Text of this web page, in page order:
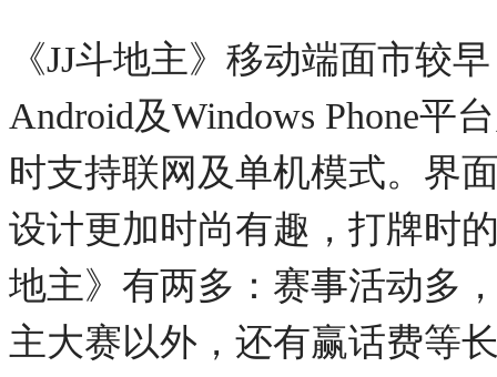
《JJ斗地主》移动端面市较
Android及Windows Phone平
时支持联网及单机模式。界
设计更加时尚有趣，打牌时
地主》有两多：赛事活动多
主大赛以外，还有赢话费等